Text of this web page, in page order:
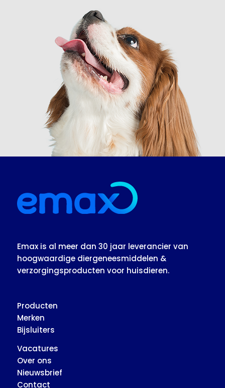
Emax is al meer dan 30 jaar leverancier van
hoogwaardige diergeneesmiddelen &
verzorgingsproducten voor huisdieren.
Producten
Merken
Bijsluiters
Vacatures
Over ons
Nieuwsbrief
Contact